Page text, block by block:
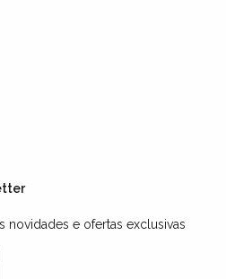
novidades e ofertas exclusivas